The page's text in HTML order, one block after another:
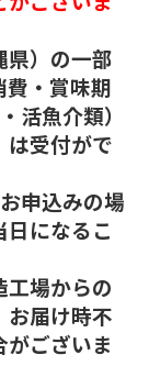
）の一部
・賞味期
活魚介類）
は受付がで
申込みの場
になるこ
場からの
お届け時不
ございま